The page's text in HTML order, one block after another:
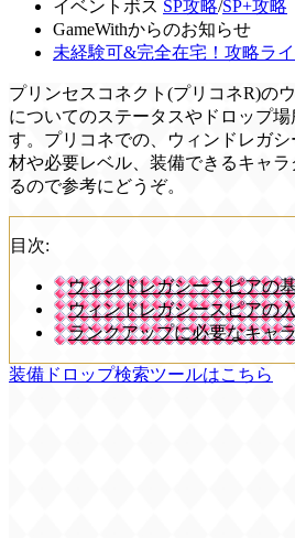
イベントボス SP攻略/SP+攻略
GameWithからのお知らせ
未経験可&完全在宅！攻略ライ
プリンセスコネクト(プリコネR)の
についてのステータスやドロップ
す。プリコネでの、ウィンドレガ
材や必要レベル、装備できるキャ
るので参考にどうぞ。
目次:
ウィンドレガシースピアの
ウィンドレガシースピアの
ランクアップに必要なキャ
装備ドロップ検索ツールはこちら